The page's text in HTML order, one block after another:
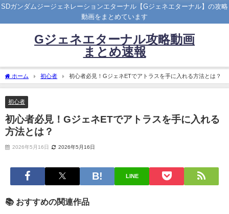
SDガンダムジージェネレーションエターナル【Gジェネエターナル】の攻略
動画をまとめています
Gジェネエターナル攻略動画
まとめ速報
ホーム 初心者 初心者必見！GジェネETでアトラスを手に入れる方法とは？
初心者
初心者必見！GジェネETでアトラスを手に入れる
方法とは？
2026年5月16日 2026年5月16日
LINE
📚 おすすめの関連作品